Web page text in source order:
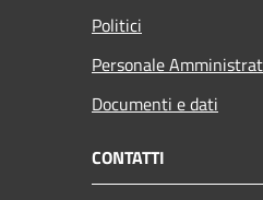
Politici
Personale
Documenti e dati
CONTATTI